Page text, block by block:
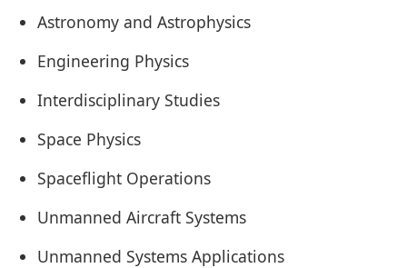
Astronomy and Astrophysics
Engineering Physics
Interdisciplinary Studies
Space Physics
Spaceflight Operations
Unmanned Aircraft Systems
Unmanned Systems Applications